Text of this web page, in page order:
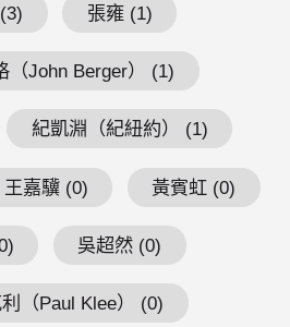
張雍 (1)
（John Berger） (1)
紀凱淵（紀紐約） (1)
王嘉驥 (0) 黃賓虹 (0)
吳超然 (0)
（Paul Klee） (0)